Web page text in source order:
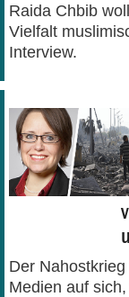
Raida Chbib
Vielfalt
Interview.
Der
Medien auf